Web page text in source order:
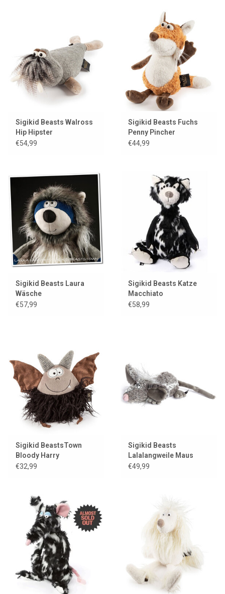
Sigikid Beasts Walross
Hip Hipster
€54,99
Sigikid Beasts Fuchs
Penny Pincher
€44,99
Sigikid Beasts Laura
Wäsche
€57,99
Sigikid Beasts Katze
Macchiato
€58,99
Sigikid BeastsTown
Bloody Harry
€32,99
Sigikid Beasts
Lalalangweile Maus
€49,99